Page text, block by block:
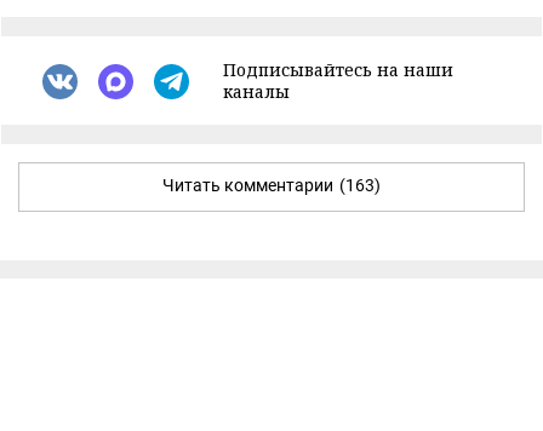
Подписывайтесь на наши
каналы
Читать комментарии (163)